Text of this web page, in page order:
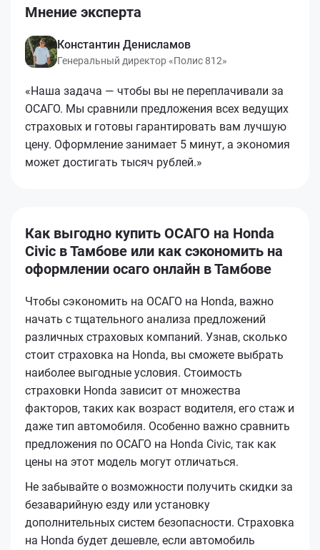
Мнение эксперта
Константин Денисламов
Генеральный директор «Полис 812»
«Наша задача — чтобы вы не переплачивали за
ОСАГО. Мы сравнили предложения всех ведущих
страховых и готовы гарантировать вам лучшую
цену. Оформление занимает 5 минут, а экономия
может достигать тысяч рублей.»
Как выгодно купить ОСАГО на Honda
Civic в Тамбове или как сэкономить на
оформлении осаго онлайн в Тамбове
Чтобы сэкономить на ОСАГО на Honda, важно
начать с тщательного анализа предложений
различных страховых компаний. Узнав, сколько
стоит страховка на Honda, вы сможете выбрать
наиболее выгодные условия. Стоимость
страховки Honda зависит от множества
факторов, таких как возраст водителя, его стаж и
даже тип автомобиля. Особенно важно сравнить
предложения по ОСАГО на Honda Civic, так как
цены на этот модель могут отличаться.
Не забывайте о возможности получить скидки за
безаварийную езду или установку
дополнительных систем безопасности. Страховка
на Honda будет дешевле, если автомобиль